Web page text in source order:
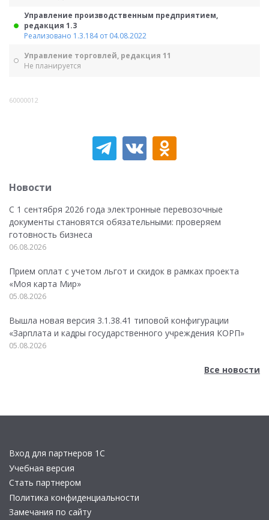
Управление производственным предприятием,
редакция 1.3
Реализовано 1.3.184 от 04.08.2022
Управление торговлей, редакция 11
Не планируется
60000012
Новости
С 1 сентября 2026 года электронные перевозочные
документы становятся обязательными: проверяем
готовность бизнеса
06.08.2026
Прием оплат с учетом льгот и скидок в рамках проекта
«Моя карта Мир»
05.08.2026
Вышла новая версия 3.1.38.41 типовой конфигурации
«Зарплата и кадры государственного учреждения КОРП»
05.08.2026
Все новости
Вход для партнеров 1С
Учебная версия
Стать партнером
Политика конфиденциальности
Замечания по сайту